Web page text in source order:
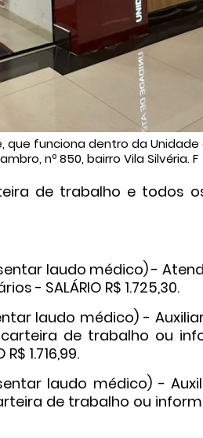
que funciona dentro da
nº 850, bairro Vila Silvéria. F
de trabalho e todos
laudo médico) -
- SALÁRIO R$ 1.725,30.
laudo médico) -
de trabalho ou
1.716,99.
laudo médico) -
de trabalho ou